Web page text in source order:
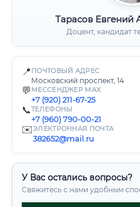
Тарасов Евгений
Доцент, кандидат
📍 ПОЧТОВЫЙ АДРЕС
Московский проспект, 14
💬 МЕССЕНДЖЕР MAX
+7 (920) 211-67-25
📞ТЕЛЕФОНЫ
+7 (960) 790-00-21
✉️ЭЛЕКТРОННАЯ ПОЧТА
382652@mail.ru
У Вас остались вопросы?
Свяжитесь с нами удобным